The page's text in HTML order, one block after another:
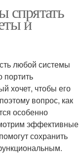
спрятать
и
любой системы
портить
хочет, чтобы его
вопрос, как
особенно
эффективные
сохранить